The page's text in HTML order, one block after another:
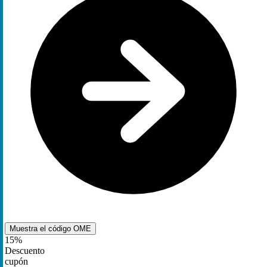
Muestra el código OME
15%
Descuento
cupón